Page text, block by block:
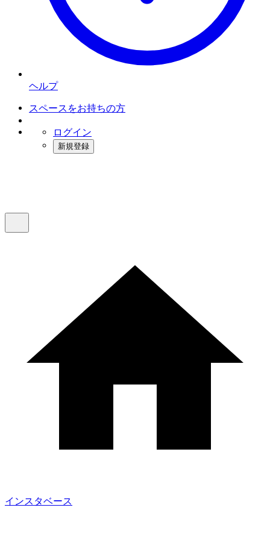
ヘルプ
スペースをお持ちの方
ログイン
新規登録
インスタベース